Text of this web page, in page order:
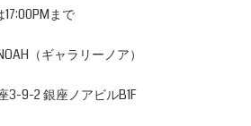
まで
（ギャラリーノア）
9-2 銀座ノアビルB1F